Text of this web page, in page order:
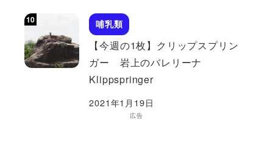
哺乳類
【今週の1枚】クリップスプリン
ガー 岩上のバレリーナ
Klippspringer
2021年1月19日
広告